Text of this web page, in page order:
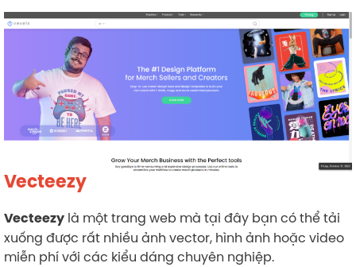
Vecteezy
Vecteezy là một trang web mà tại đây bạn có thể tải
xuống được rất nhiều ảnh vector, hình ảnh hoặc video
miễn phí với các kiểu dáng chuyên nghiệp.